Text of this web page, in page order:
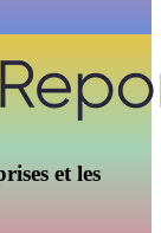
et les